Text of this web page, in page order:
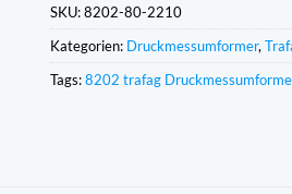
SKU:8202-80-2210
Kategorien: Druckmessumformer,
Tags:8202 trafag